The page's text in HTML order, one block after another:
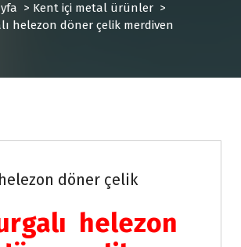
> Kent içi metal ürünler>
helezon döner çelik merdiven
döner çelik
helezon